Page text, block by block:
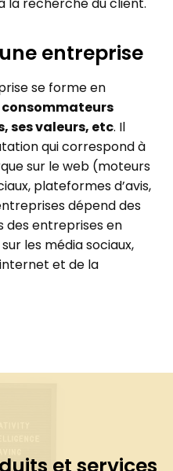
la recherche du client.
entreprise
se forme en
consommateurs
ses valeurs, etc. Il
qui correspond à
sur le web (moteurs
plateformes d’avis,
dépend des
des entreprises en
les média sociaux,
et de la